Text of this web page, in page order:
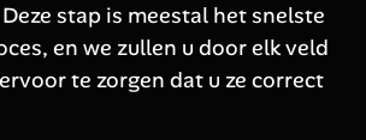
stap is meestal het snelste
en we zullen u door elk veld
te zorgen dat u ze correct